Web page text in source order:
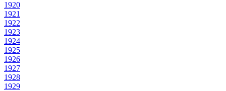
1920
1921
1922
1923
1924
1925
1926
1927
1928
1929